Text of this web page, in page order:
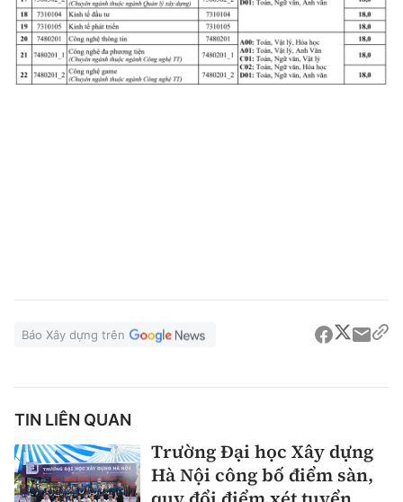
Báo Xây dựng trên
TIN LIÊN QUAN
Trường Đại học Xây dựng
Hà Nội công bố điểm sàn,